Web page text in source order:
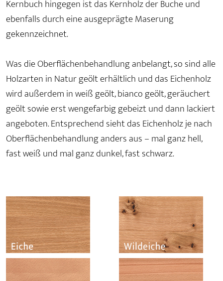
Kernbuch hingegen ist das Kernholz der Buche und
ebenfalls durch eine ausgeprägte Maserung
gekennzeichnet.
Was die Oberflächenbehandlung anbelangt, so sind alle
Holzarten in Natur geölt erhältlich und das Eichenholz
wird außerdem in weiß geölt, bianco geölt, geräuchert
geölt sowie erst wengefarbig gebeizt und dann lackiert
angeboten. Entsprechend sieht das Eichenholz je nach
Oberflächenbehandlung anders aus – mal ganz hell,
fast weiß und mal ganz dunkel, fast schwarz.